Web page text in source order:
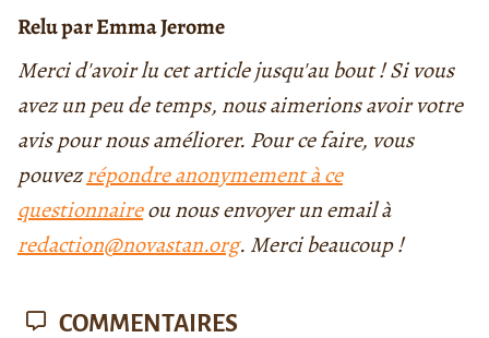
Relu par Emma Jerome
Merci d'avoir lu cet article jusqu'au bout ! Si vous
avez un peu de temps, nous aimerions avoir votre
avis pour nous améliorer. Pour ce faire, vous
pouvezrépondre anonymement à ce
questionnaireou nous envoyer un email à
redaction@novastan.org. Merci beaucoup !
COMMENTAIRES